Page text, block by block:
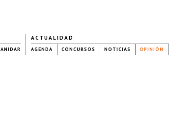
ANIDAR
ACTUALIDAD
AGENDA CONCURSOS NOTICIAS OPINIÓN